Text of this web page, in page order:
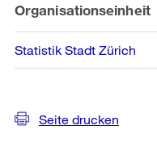
Organisationseinheit
Statistik Stadt Zürich
Seite drucken